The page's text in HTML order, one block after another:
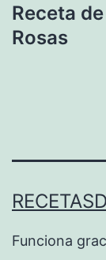
Receta
Rosas
Funciona